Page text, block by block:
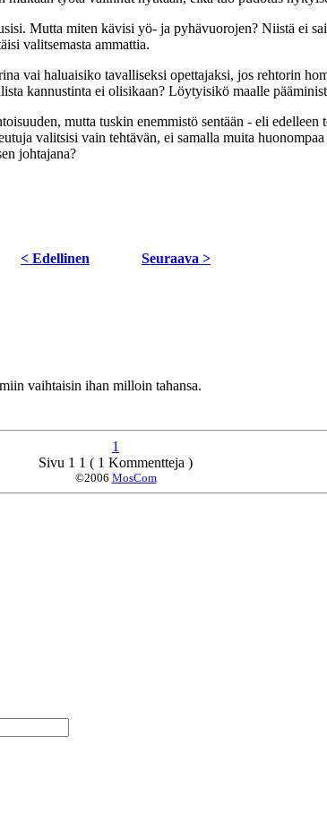
Mutta miten kävisi yö- ja pyhävuorojen? Niistä ei
valitsemasta ammattia.
vai haluaisiko tavalliseksi opettajaksi, jos rehtorin
kannustinta ei olisikaan? Löytyisikö maalle
mutta tuskin enemmistö sentään - eli
valitsisi vain tehtävän, ei samalla muita
johtajana?
< Edellinen Seuraava >
vaihtaisin ihan milloin tahansa.
1
Sivu 1 1 ( 1 Kommentteja )
©2006 MosCom